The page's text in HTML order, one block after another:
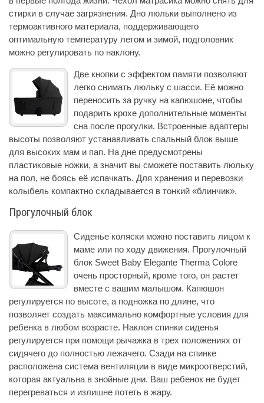
стирки в случае загрязнения. Дно люльки выполнено из
термоактивного материала, поддерживающего
оптимальную температуру летом и зимой, подголовник
можно регулировать по наклону.
Две кнопки с эффектом памяти позволяют
легко снимать люльку с шасси. Её можно
переносить за ручку на капюшоне, чтобы
подарить крохе дополнительные моменты
сна после прогулки. Встроенные адаптеры
высоты позволяют устанавливать спальный блок выше
для высоких мам и пап. На дне предусмотрены
пластиковые ножки, а значит вы сможете поставить люльку
на пол, не боясь её испачкать. Для хранения и перевозки
колыбель компактно складывается в тонкий «блинчик».
Прогулочный блок
Сиденье коляски можно поставить лицом к
маме или по ходу движения. Прогулочный
блок Sweet Baby Elegante Therma Colore
очень просторный, кроме того, он растет
вместе с вашим малышом. Капюшон
регулируется по высоте, а подножка по длине, что
позволяет создать максимально комфортные условия для
ребенка в любом возрасте. Наклон спинки сиденья
регулируется при помощи рычажка в трех положениях от
сидячего до полностью лежачего. Сзади на спинке
расположена система вентиляции в виде микроотверстий,
которая актуальна в знойные дни. Ваш ребенок не будет
перегреваться и излишне потеть в жару.